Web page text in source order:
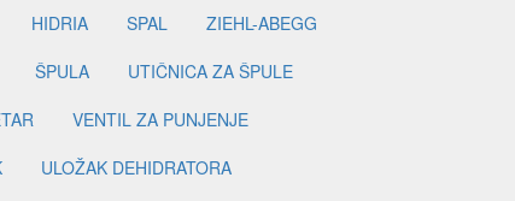
HIDRIA SPAL
ZIEHL-ABEGG
ŠPULA
UTIČNICA ZA ŠPULE
VENTIL ZA PUNJENJE
ULOŽAK DEHIDRATORA